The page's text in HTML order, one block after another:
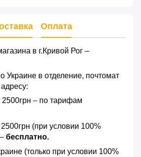
Оплата
в г.Кривой Рог –
Украине в отделение, почтомат
2500грн – по тарифам
2500грн (при условии 100%
бесплатно.
(только при условии 100%